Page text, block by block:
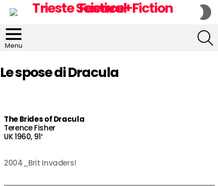
Menu
Le spose di Dracula
The Brides of Dracula
Terence Fisher
UK 1960, 91′
2004_Brit Invaders!